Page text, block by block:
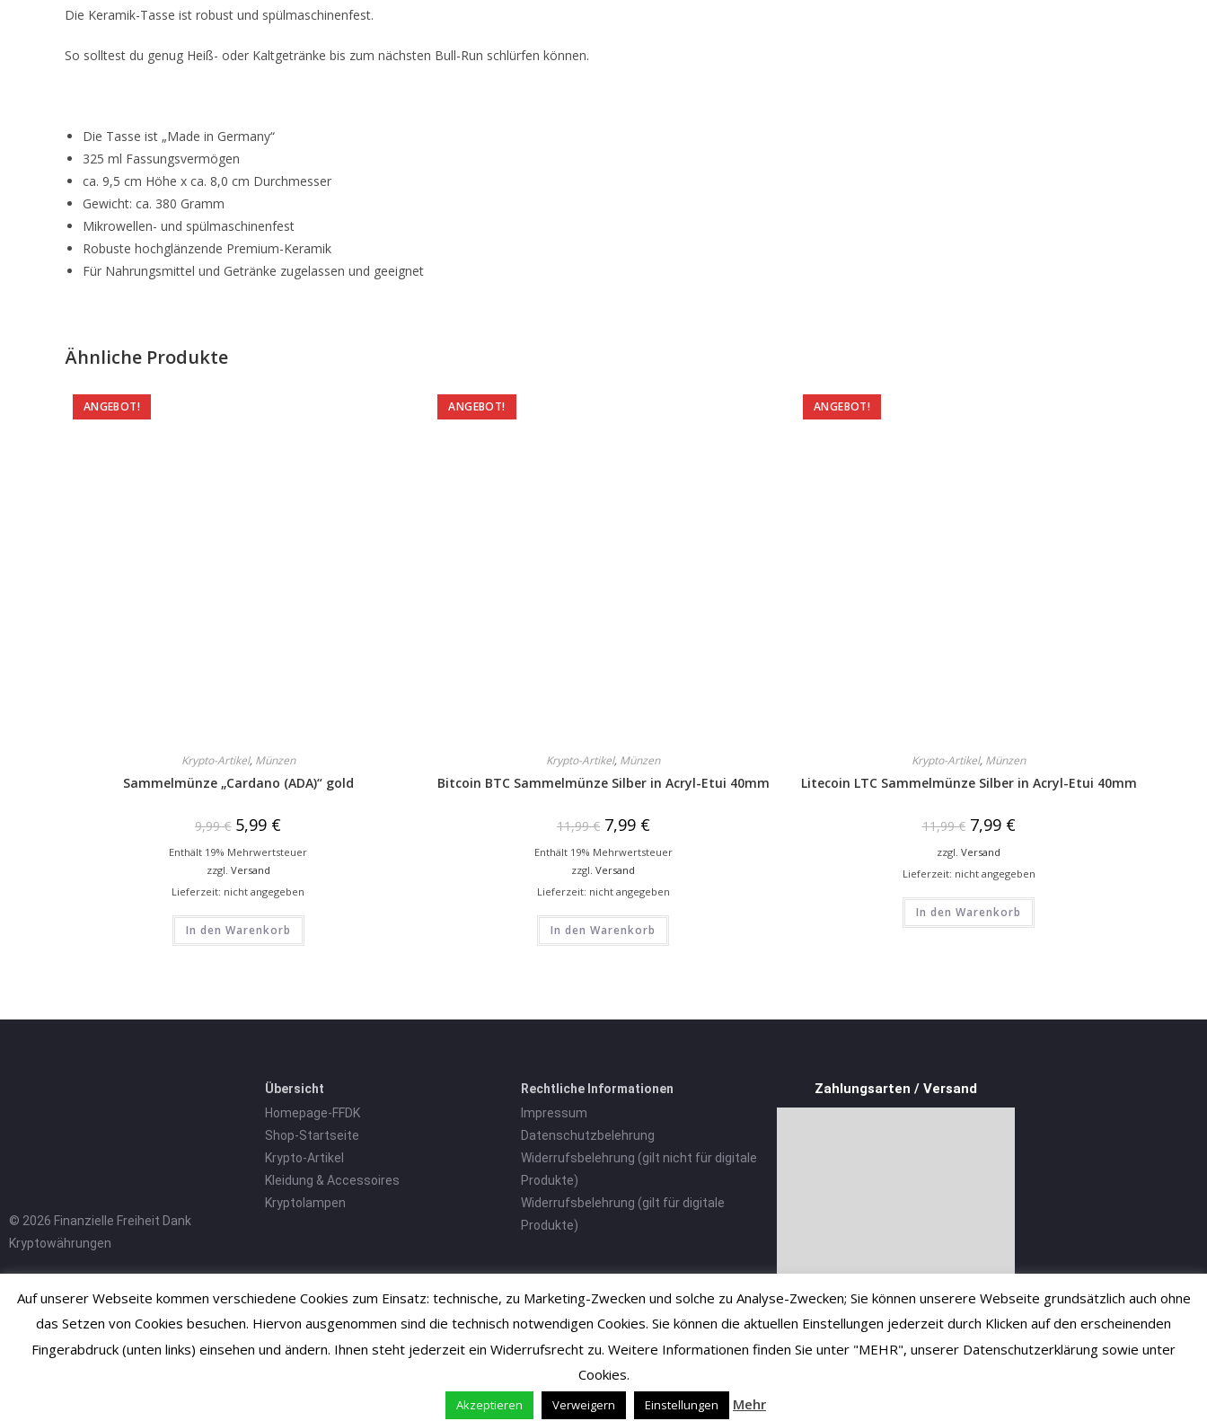
Die Keramik-Tasse ist robust und spülmaschinenfest.
So solltest du genug Heiß- oder Kaltgetränke bis zum nächsten Bull-Run schlürfen können.
Die Tasse ist „Made in Germany“
325 ml Fassungsvermögen
ca. 9,5 cm Höhe x ca. 8,0 cm Durchmesser
Gewicht: ca. 380 Gramm
Mikrowellen- und spülmaschinenfest
Robuste hochglänzende Premium-Keramik
Für Nahrungsmittel und Getränke zugelassen und geeignet
Ähnliche Produkte
ANGEBOT!
Krypto-Artikel, Münzen
Sammelmünze „Cardano (ADA)“ gold
9,99€ 5,99 €
Enthält 19% Mehrwertsteuer
zzgl. Versand
Lieferzeit: nicht angegeben
In den Warenkorb
ANGEBOT!
Krypto-Artikel, Münzen
Bitcoin BTC Sammelmünze Silber in Acryl-Etui 40mm
11,99€ 7,99 €
Enthält 19% Mehrwertsteuer
zzgl.Versand
Lieferzeit: nicht angegeben
In den Warenkorb
ANGEBOT!
Krypto-Artikel, Münzen
Litecoin LTC Sammelmünze Silber in Acryl-Etui 40mm
11,99€ 7,99 €
zzgl.Versand
Lieferzeit: nicht angegeben
In den Warenkorb
© 2026 Finanzielle Freiheit Dank
Kryptowährungen
Übersicht
Homepage-FFDK
Shop-Startseite
Krypto-Artikel
Kleidung & Accessoires
Kryptolampen
Rechtliche Informationen
Impressum
Datenschutzbelehrung
Widerrufsbelehrung (gilt nicht für digitale
Produkte)
Widerrufsbelehrung (gilt für digitale
Produkte)
Zahlungsarten / Versand
Vertrag widerrufen
Auf unserer Webseite kommen verschiedene Cookies zum Einsatz: technische, zu Marketing-Zwecken und solche zu Analyse-Zwecken; Sie können unserere Webseite grundsätzlich auch ohne
das Setzen von Cookies besuchen. Hiervon ausgenommen sind die technisch notwendigen Cookies. Sie können die aktuellen Einstellungen jederzeit durch Klicken auf den erscheinenden
Fingerabdruck (unten links) einsehen und ändern. Ihnen steht jederzeit ein Widerrufsrecht zu. Weitere Informationen finden Sie unter "MEHR", unserer Datenschutzerklärung sowie unter
Cookies.
Akzeptieren Verweigern Einstellungen Mehr